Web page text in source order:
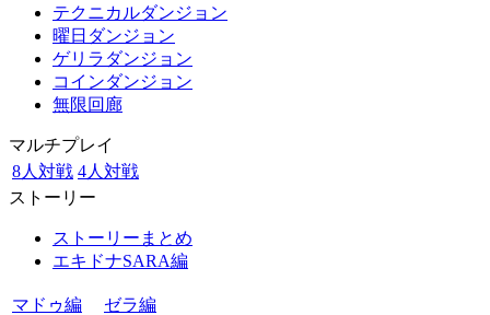
テクニカルダンジョン
曜日ダンジョン
ゲリラダンジョン
コインダンジョン
無限回廊
マルチプレイ
8人対戦 4人対戦
ストーリー
ストーリーまとめ
エキドナSARA編
マドゥ編
ゼラ編